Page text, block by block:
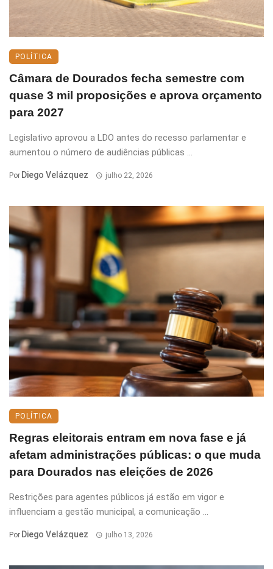
POLÍTICA
Câmara de Dourados fecha semestre com
quase 3 mil proposições e aprova orçamento
para 2027
Legislativo aprovou a LDO antes do recesso parlamentar e
aumentou o número de audiências públicas ...
Por Diego Velázquez julho 22, 2026
POLÍTICA
Regras eleitorais entram em nova fase e já
afetam administrações públicas: o que muda
para Dourados nas eleições de 2026
Restrições para agentes públicos já estão em vigor e
influenciam a gestão municipal, a comunicação ...
Por Diego Velázquez julho 13, 2026